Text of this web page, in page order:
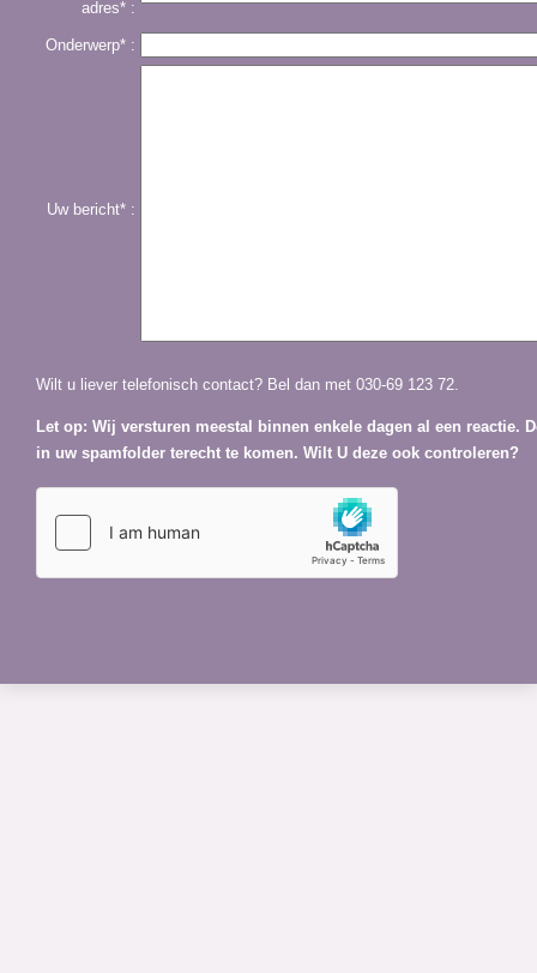
adres* :
Onderwerp* :
Uw bericht* :
Wilt u liever telefonisch contact? Bel dan met 030-69 123 72.
Let op: Wij versturen meestal binnen enkele dagen al een reactie.
in uw spamfolder terecht te komen. Wilt U deze ook controleren?